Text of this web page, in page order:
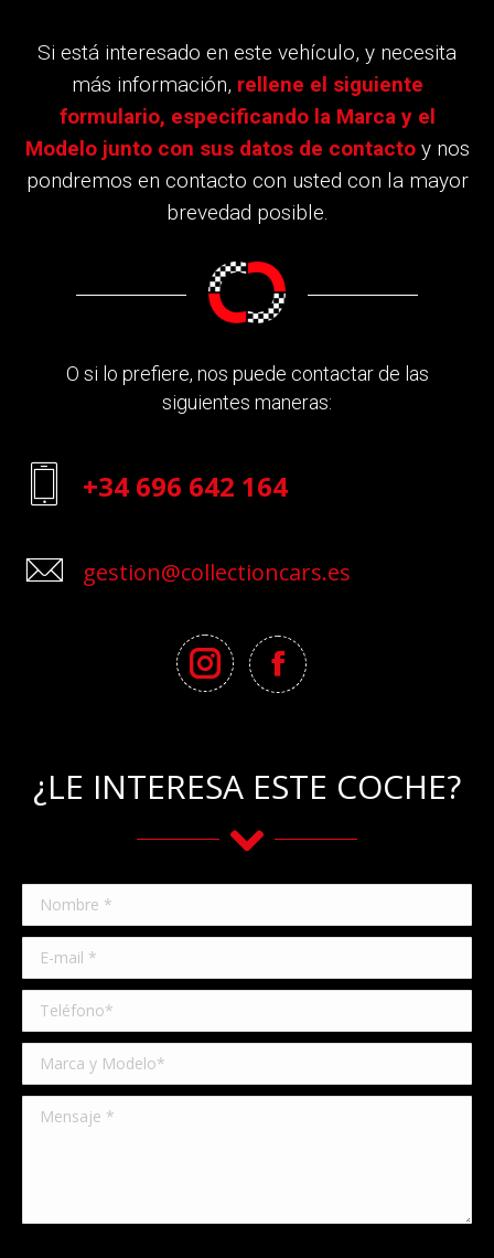
Si está interesado en este vehículo, y necesita
más información, rellene el siguiente
formulario, especificando la Marca y el
Modelo junto con sus datos de contactoy nos
pondremos en contacto con usted con la mayor
brevedad posible.
O si lo prefiere, nos puede contactar de las
siguientes maneras:
+34 696 642 164
gestion@collectioncars.es
¿LE INTERESA ESTE COCHE?